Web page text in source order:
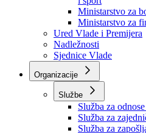
zaštitu okoline
Ministarstvo za
i sport
Ministarstvo za
Ministarstvo za
Ured Vlade i Premijera
Nadležnosti
Sjednice Vlade
Organizacije
Službe